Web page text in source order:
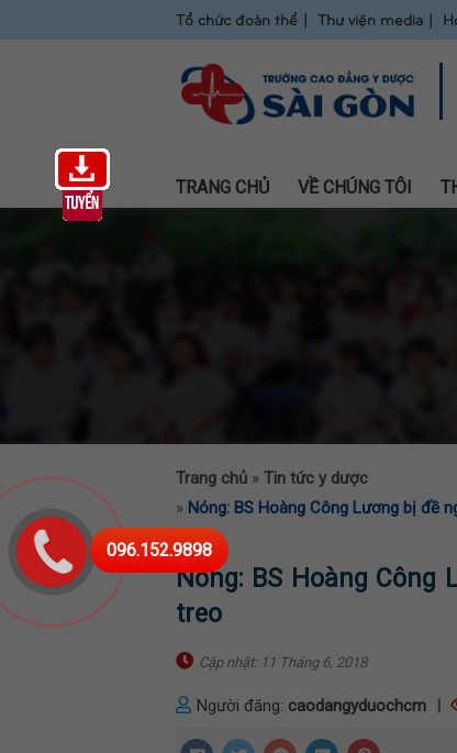
Tổ chức đoàn thể Thư viện media
TRANG CHỦ VỀ CHÚNG TÔI
096.152.9898
Trang chủ » Tin tức y dược
» Nóng: BS Hoàng Công Lương bị đề
Nóng: BS Hoàng
treo
Cập nhật: 11 Tháng 6, 2018
Người đăng: caodangyduochcm